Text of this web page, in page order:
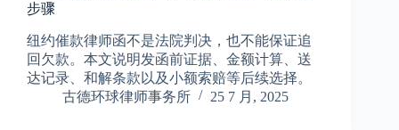
步骤
纽约催款律师函不是法院判决，也不能保证追
回欠款。本文说明发函前证据、金额计算、送
达记录、和解条款以及小额索赔等后续选择。
古德环球律师事务所
25 7 月, 2025